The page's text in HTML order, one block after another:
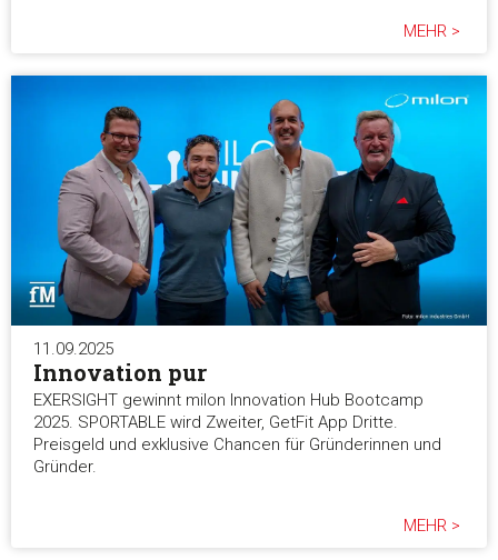
MEHR >
11.09.2025
Innovation pur
EXERSIGHT gewinnt milon Innovation Hub Bootcamp
2025. SPORTABLE wird Zweiter, GetFit App Dritte.
Preisgeld und exklusive Chancen für Gründerinnen und
Gründer.
MEHR >